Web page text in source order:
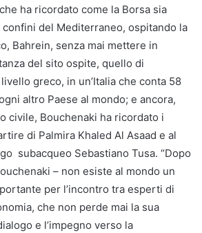
ha ricordato come la Borsa sia
del Mediterraneo, ospitando la
Bahrein, senza mai mettere in
del sito ospite, quello di
greco, in un’Italia che conta 58
altro Paese al mondo; e ancora,
civile, Bouchenaki ha ricordato i
di Palmira Khaled Al Asaad e al
subacqueo Sebastiano Tusa. “Dopo
– non esiste al mondo un
per l’incontro tra esperti di
che non perde mai la sua
e l’impegno verso la